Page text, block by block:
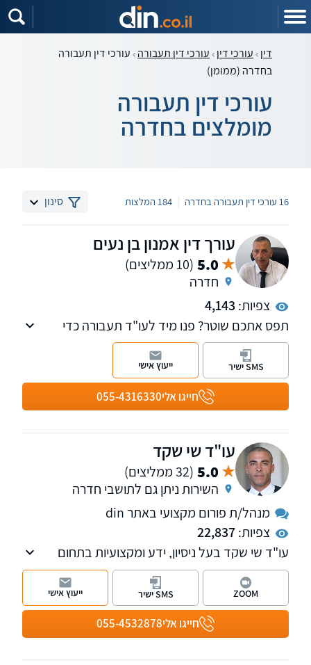
דין עורכי דין עורכי דין תעבורה עורכי דין תעבורה
בחדרה (ממומן)
עורכי דין תעבורה
מומלצים בחדרה
16 עורכי דין תעבורה בחדרה 184 המלצות סינון
עורך דין אמנון בן נעים
5.0 (10 ממליצים)
חדרה
צפיות: 4,143
תפס אתכם שוטר? פנו מיד לעו"ד תעבורה כדי
למנוע פסילת רישיון. עו"ד בן נעים עוסק גם בדיני
משפחה ודין פלילי.
חייגו אלי055-4316330
SMS ישיר ייעוץ אישי
עו"ד שי שקד
5.0 (32 ממליצים)
השירות ניתן גם לתושבי חדרה
מנהל/ת פורום מקצועי באתר din
צפיות:22,837
עו"ד שי שקד בעל ניסיון, ידע ומקצועיות בתחום
המשפט הפלילי אשר נצברו במהלך השנים שבהן
ייצג חשודים ונאשמים בתיקים פליליים סבוכים
ומורכבים.
חייגו אלי055-4532878
ZOOM SMS ישיר ייעוץ אישי